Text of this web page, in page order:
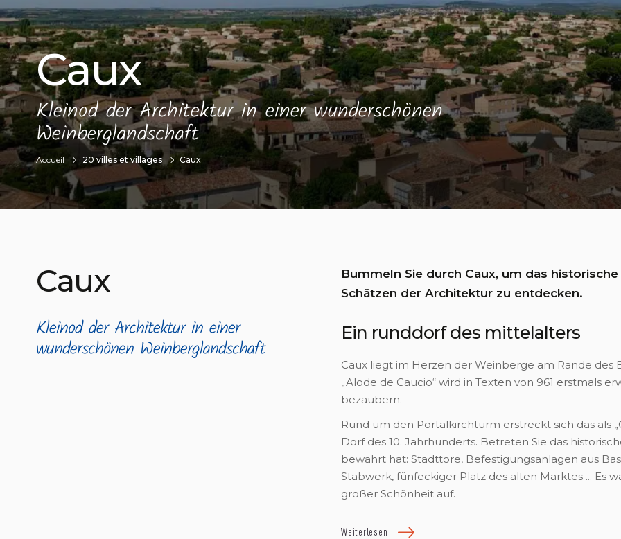
Caux
Kleinod der Architektur in einer wunderschönen
Weinberglandschaft
Accueil 20 villes et villages Caux
Caux
Kleinod der Architektur in einer
wunderschönen Weinberglandschaft
Bummeln Sie durch Caux, um das
Schätzen der Architektur zu entdecken.
Ein runddorf des mittelalters
Caux liegt im Herzen der Weinberge am Rande des
„Alode de Caucio“ wird in Texten von 961 erstmals
bezaubern.
Rund um den Portalkirchturm erstreckt sich das als
Dorf des 10. Jahrhunderts. Betreten Sie das
bewahrt hat: Stadttore, Befestigungsanlagen aus
Stabwerk, fünfeckiger Platz des alten Marktes ... Es
großer Schönheit auf.
Weiterlesen